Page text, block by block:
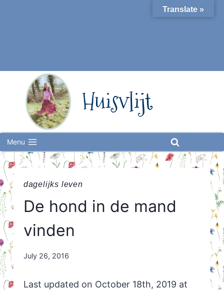
Huisvlijt
Menu
dagelijks leven
De hond in de mand
vinden
By
July 26, 2016
Last updated on October 18th, 2019 at
Translate »